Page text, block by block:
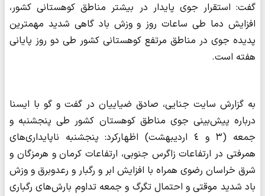
گفت: استقرار جوی پایدار در بیشتر مناطق کوهستانی کشور،
افزایش دما طی ساعات روز و وزش باد گاهی شدید مهمترین
پدیده جوی در مناطق مرتفع کوهستانی کشور طی دو روز پایانی
هفته است.
به گزارش سایت جنایی، صادق ضیاییان در گفت و گو با ایسنا
درباره پیش‌بینی جوی مناطق کوهستان کشور طی پنجشنبه و
جمعه (٣ و ٤ اردیبهشت) اظهارکرد: پنجشنبه ناپایداری‌های
همرفتی در ارتفاعات زاگرس جنوبی، ارتفاعات کرمان و هرمزگان و
شرق خراسان رضوی همراه با افزایش ابر و رگبار و رعدوبرق و وزش
باد شدید موقتی و احتمال تگرگ و جمعه تداوم بارش‌های رگباری